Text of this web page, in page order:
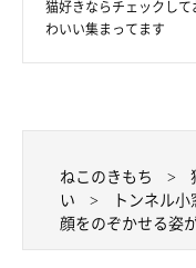
@sabinekonyans
関連記事:
猫好きならチェックし
わいい集まってます
ねこのきもち
い
トンネル
顔をのぞかせる姿